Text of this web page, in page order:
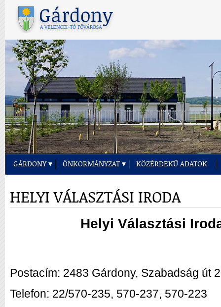
GÁRDONY ÖNKORMÁNYZAT KÖZÉRDEKŰ ADATOK
HELYI VÁLASZTÁSI IRODA
Helyi Választási
Postacím: 2483 Gárdony, Szabadság út
Telefon: 22/570-235, 570-237, 570-223